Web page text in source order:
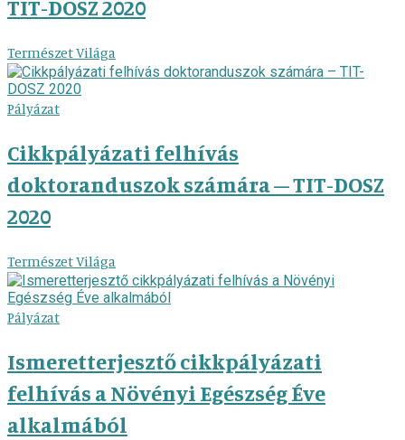
TIT-DOSZ 2020
Természet Világa
Pályázat
Cikkpályázati felhívás
doktoranduszok számára – TIT-DOSZ
2020
Természet Világa
Pályázat
Ismeretterjesztő cikkpályázati
felhívás a Növényi Egészség Éve
alkalmából